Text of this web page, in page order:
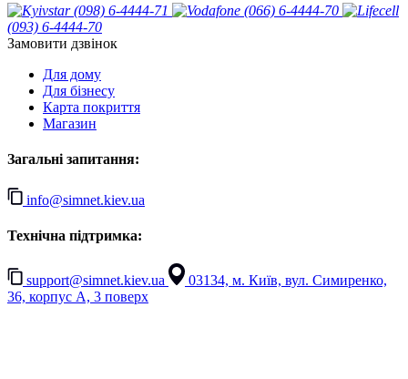
(098) 6-4444-71
(066) 6-4444-70
(093) 6-4444-70
Замовити дзвінок
Для дому
Для бізнесу
Карта покриття
Магазин
Загальні запитання:
info@simnet.kiev.ua
Технічна підтримка:
support@simnet.kiev.ua
03134, м. Київ, вул. Симиренко,
36, корпус А, 3 поверх